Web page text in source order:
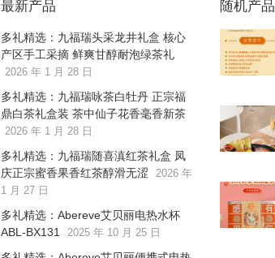
最新产品
多礼精选：九福瑞头采龙井礼盒 核心
产区手工采摘 鲜爽甘醇耐泡绿茶礼
2026 年 1 月 28 日
多礼精选：九福瑞咏茶白牡丹 正宗福
鼎白茶礼盒装 茶中仙子花香毫香新茶
2026 年 1 月 28 日
多礼精选：九福瑞随喜滇红茶礼盒 凤
庆正宗蜜香果香红茶醇滑无涩
2026 年
1 月 27 日
多礼精选：Abereve艾贝丽电热水杯
ABL-BX131
2025 年 10 月 25 日
随机产品